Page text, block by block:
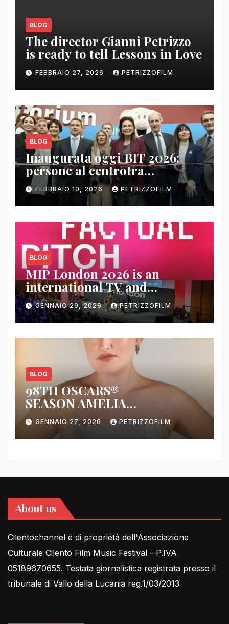
BLOG
The director Gianni Petrizzo
is ready to tell Lessons in Love
FEBBRAIO 27, 2026 PETRIZZOFILM
BLOG
Inaugurata oggi BIT 2026:
persone al centrotra
contenuti, relazioni e business
FEBBRAIO 10, 2026 PETRIZZOFILM
BLOG
MIP London 2026 is an
international TV and
streaming content market
GENNAIO 29, 2026 PETRIZZOFILM
BLOG
98TH OSCARS®
SEASON AMELIA
DIMOLDENBERG RETURNS
FOR THIRD YEAR
GENNAIO 27, 2026 PETRIZZOFILM
About us
Cilentochannel è di proprietà dell'Associazione
Culturale Cilento Film Music Festival - P.IVA
05189670655. Testata giornalistica registrata presso il
tribunale di Vallo della Lucania reg.1/03/2013